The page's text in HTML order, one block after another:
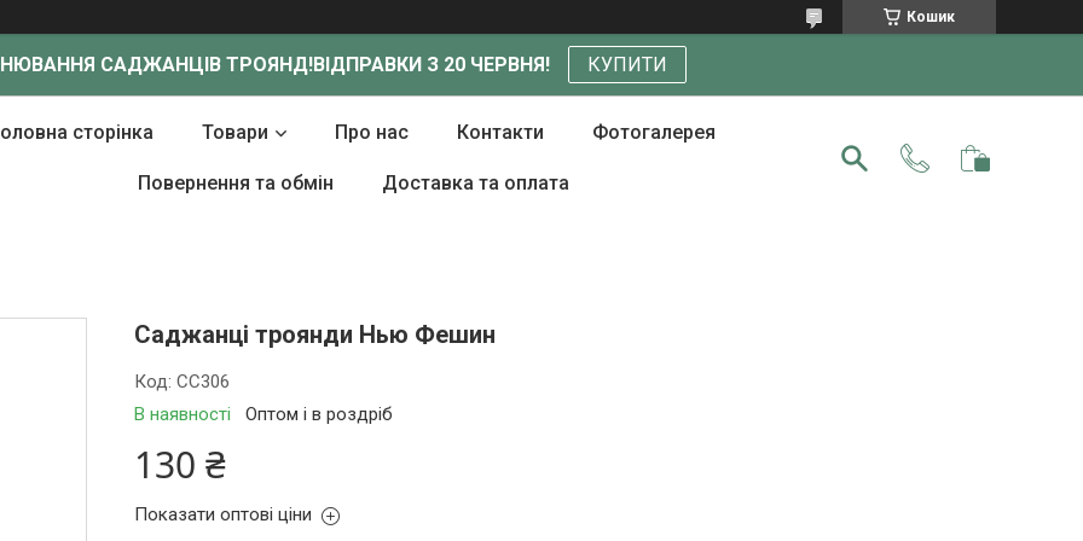
Кошик
САДЖАНЦІВ ТРОЯНД!ВІДПРАВКИ З 20 ЧЕРВНЯ! КУПИТИ
сторінка Товари Про нас Контакти Фотогалерея
Повернення та обмін Доставка та оплата
Саджанці троянди Нью Фешин
В наявності Оптом і в роздріб
Код:СС306
130 ₴
Показати оптові ціни